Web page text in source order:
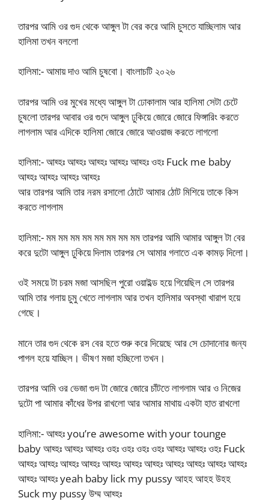
তারপর আমি ওর গুদ থেকে আঙ্গুল টা বের করে আমি চুসতে যাচ্ছিলাম আর
হালিমা তখন বললো
হালিমা:- আমায় দাও আমি চুষবো। বাংলাচটি ২০২৬
তারপর আমি ওর মুখের মধ্যে আঙ্গুল টা ঢোকালাম আর হালিমা সেটা চেটে
চুষলো তারপর আবার ওর গুদে আঙ্গুল ঢুকিয়ে জোরে জোরে ফিঙ্গারিং করতে
লাগলাম আর এদিকে হালিমা জোরে জোরে আওয়াজ করতে লাগলো
হালিমা:- আহ্হঃ আহ্হঃ আহ্হঃ আহ্হঃ আহ্হঃ ওহঃ Fuck me baby
আহ্হঃ আহ্হঃ আহ্হঃ আহ্হঃ
আর তারপর আমি তার নরম রসালো ঠোটে আমার ঠোট মিশিয়ে তাকে কিস
করতে লাগলাম
হালিমা:- মম মম মম মম মম মম মম মম তারপর আমি আমার আঙ্গুল টা বের
করে দুটো আঙ্গুল ঢুকিয়ে দিলাম তারপর সে আমার গলাতে এক কামড় দিলো।
ওই সময়ে টা চরম মজা আসছিল পুরো ওয়াইল্ড হয়ে গিয়েছিল সে তারপর
আমি তার গলায় চুমু খেতে লাগলাম আর তখন হালিমার অবস্থা খারাপ হয়ে
গেছে।
মানে তার গুদ থেকে রস বের হতে শুরু করে দিয়েছে আর সে চোদানোর জন্য
পাগল হয়ে যাচ্ছিল। ভীষণ মজা হচ্ছিলো তখন।
তারপর আমি ওর ভেজা গুদ টা জোরে জোরে চাঁটতে লাগলাম আর ও নিজের
দুটো পা আমার কাঁধের উপর রাখলো আর আমার মাথায় একটা হাত রাখলো
হালিমা:- আহ্হঃ you’re awesome with your tounge
baby আহ্হঃ আহ্হঃ আহ্হঃ ওহঃ ওহঃ ওহঃ ওহঃ আহ্হঃ আহ্হঃ ওহঃ Fuck
আহ্হঃ আহ্হঃ আহ্হঃ আহ্হঃ আহ্হঃ আহ্হঃ আহ্হঃ আহ্হঃ আহ্হঃ আহ্হঃ আহ্হঃ
আহ্হঃ আহ্হঃ yeah baby lick my pussy আহহ আহহ উহহ
Suck my pussy উম্ম আহ্হঃ